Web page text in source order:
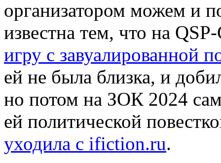
организатором можем и
известна тем, что на
игру с завуалированной
ей не была близка, и
но потом на ЗОК 2024
ей политической
уходила с ifiction.ru.